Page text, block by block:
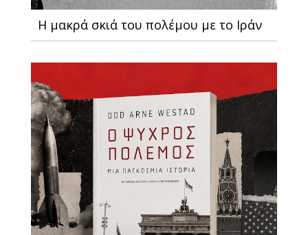
Η μακρά σκιά του πολέμου με το Ιράν